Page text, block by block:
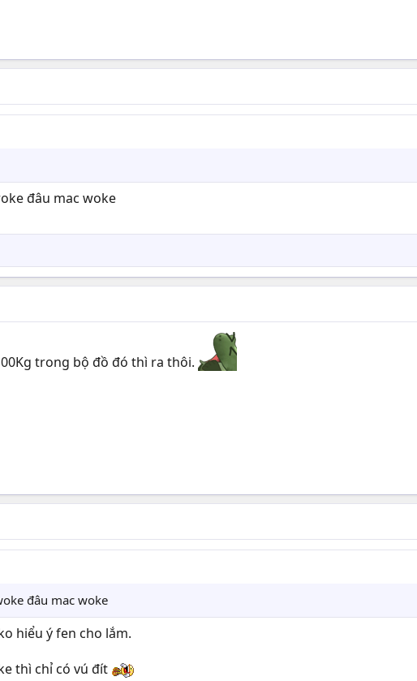
đâu mac woke
trong bộ đồ đó thì ra thôi.
đâu mac woke
hiểu ý fen cho lắm.
thì chỉ có vú đít